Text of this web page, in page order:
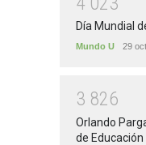
Día Mundial
Mundo U 29
3 826
Orlando
de Educación